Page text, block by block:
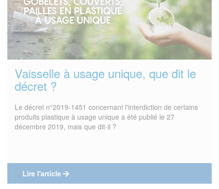
Vaisselle à usage unique, que dit le
décret ?
Le décret n°2019-1451 concernant l'interdiction de certains
produits plastique à usage unique a été publié le 27
décembre 2019, mais que dit-il ?
Lire l'article